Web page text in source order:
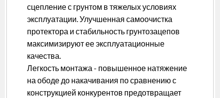
сцепление с грунтом в тяжелых условиях
эксплуатации. Улучшенная самоочистка
протектора и стабильность грунтозацепов
максимизируют ее эксплуатационные
качества.
Легкость монтажа - повышенное натяжение
на ободе до накачивания по сравнению с
конструкцией конкурентов предотвращает